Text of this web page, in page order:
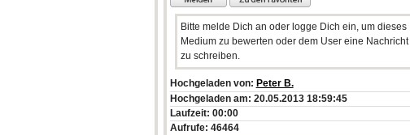
Bitte melde Dich an oder logge Dich ein, um dieses
Medium zu bewerten oder dem User eine Nachricht
zu schreiben.
Hochgeladen von: Peter B.
Hochgeladen am: 20.05.2013 18:59:45
Laufzeit: 00:00
Aufrufe: 46464